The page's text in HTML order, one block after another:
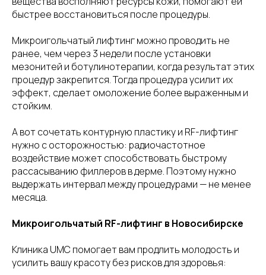
быстрее восстановиться после процедуры.
Микроигольчатый лифтинг можно проводить не
ранее, чем через 3 недели после установки
мезонитей и ботулинотерапии, когда результат этих
процедур закрепится. Тогда процедура усилит их
эффект, сделает омоложение более выраженным и
стойким.
А вот сочетать контурную пластику и RF-лифтинг
нужно с осторожностью: радиочастотное
воздействие может способствовать быстрому
рассасыванию филлеров в дерме. Поэтому нужно
выдержать интервал между процедурами — не менее
месяца.
Микроигольчатый RF-лифтинг в Новосибирске
Клиника UMC помогает вам продлить молодость и
усилить вашу красоту без рисков для здоровья: